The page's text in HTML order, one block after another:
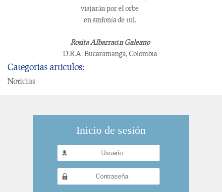
viajarán por el orbe
en sinfonía de tul.
Rosita Albarracín Galeano
D.R.A. Bucaramanga, Colombia
Categorias articulos:
Noticias
Inicio de sesión
Nombre de usuario*
Contraseña*